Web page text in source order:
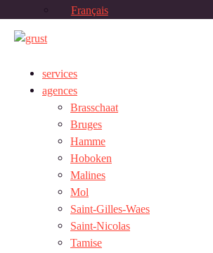
Français
services
agences
Brasschaat
Bruges
Hamme
Hoboken
Malines
Mol
Saint-Gilles-Waes
Saint-Nicolas
Tamise